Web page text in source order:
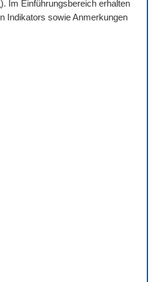
). Im Einführungsbereich erhalten
Indikators sowie Anmerkungen